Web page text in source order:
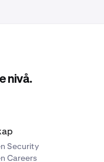
nivå.
Security
Careers